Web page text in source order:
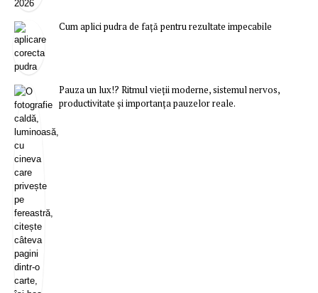
Cum aplici pudra de față pentru rezultate impecabile
Pauza un lux!? Ritmul vieții moderne, sistemul nervos,
productivitate și importanța pauzelor reale.